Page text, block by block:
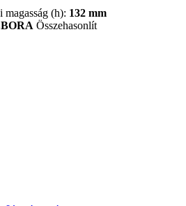
magasság (h): 132 mm
Összehasonlít